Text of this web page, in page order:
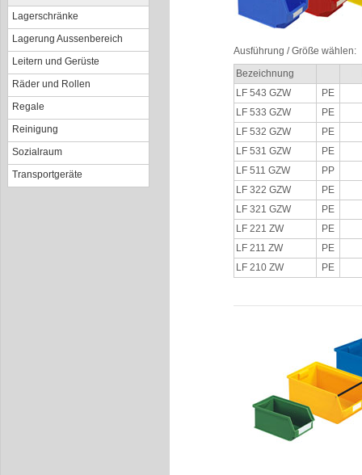
Lagerschränke
Lagerung Aussenbereich
Leitern und Gerüste
Räder und Rollen
Regale
Reinigung
Sozialraum
Transportgeräte
Ausführung / Größe wählen:
Bezeichnung
LF 543 GZW
PE
LF 533 GZW
PE
LF 532 GZW
PE
LF 531 GZW
PE
LF 511 GZW
PP
LF 322 GZW
PE
LF 321 GZW
PE
LF 221 ZW
PE
LF 211 ZW
PE
LF 210 ZW
PE